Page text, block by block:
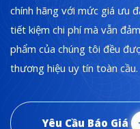
chính hãng với mức giá ưu
tiết kiệm chi phí mà vẫn
phẩm của chúng tôi đều
thương hiệu uy tín toàn cầu.
Yêu Cầu Báo Giá